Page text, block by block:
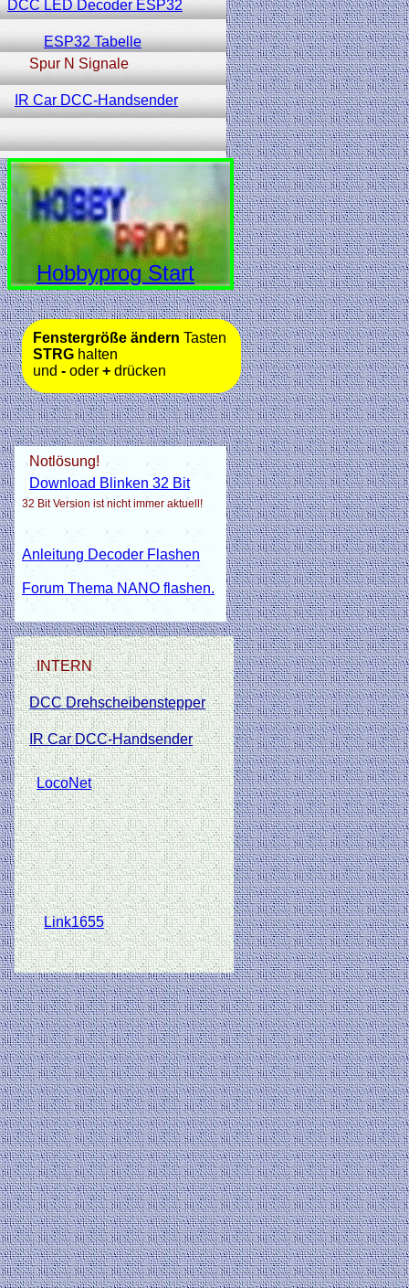
DCC LED Decoder ESP32
ESP32 Tabelle
Spur N Signale
IR Car DCC-Handsender
Hobbyprog Start
Fenstergröße ändern Tasten
STRG halten
und - oder + drücken
Notlösung!
Download Blinken 32 Bit
32 Bit Version ist nicht immer aktuell!
Anleitung Decoder Flashen
Forum Thema NANO flashen.
INTERN
DCC Drehscheibenstepper
IR Car DCC-Handsender
LocoNet
Link1655